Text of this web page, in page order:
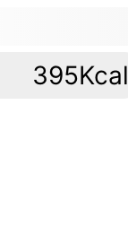
395Kcal